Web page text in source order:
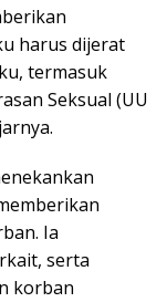
harus dijerat
termasuk
Seksual (UU
Ia
serta
korban